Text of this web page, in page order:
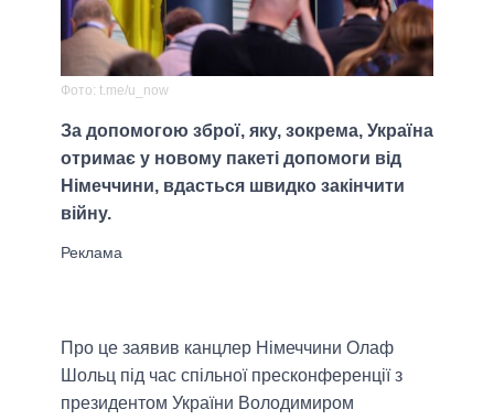
Фото: t.me/u_now
За допомогою зброї, яку, зокрема, Україна
отримає у новому пакеті допомоги від
Німеччини, вдасться швидко закінчити
війну.
Про це заявив канцлер Німеччини Олаф
Шольц під час спільної пресконференції з
президентом України Володимиром